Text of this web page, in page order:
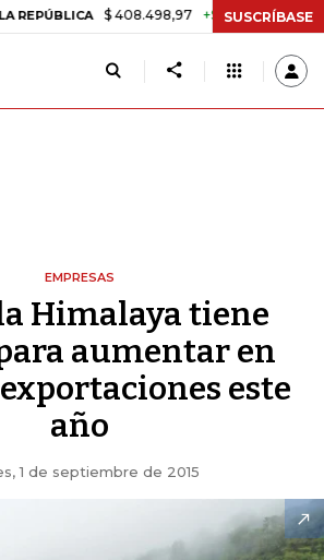
$ 408.498,97 +$ 8.753,81 +2,19%
SUSCRÍBASE
EMPRESAS
Himalaya tiene
aumentar en
este
año
1 de septiembre de 2015